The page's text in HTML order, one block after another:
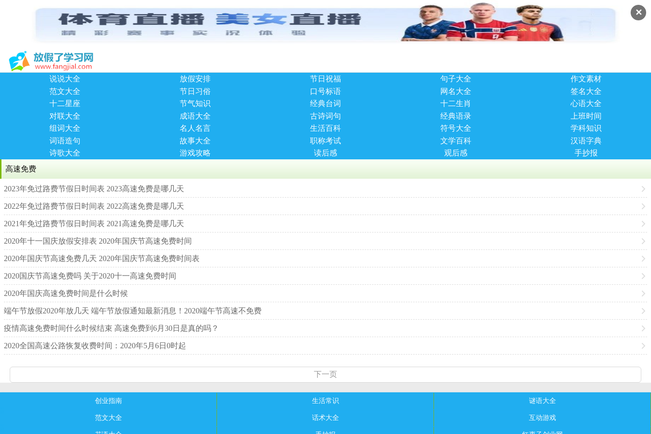
✕
说说大全 放假安排 节日祝福 句子大全
作文素材
范文大全
节日习俗 口号标语 网名大全
签名大全
十二星座
节气知识 经典台词 十二生肖
心语大全
对联大全
成语大全 古诗词句 经典语录
上班时间
组词大全
名人名言 生活百科 符号大全
学科知识
词语造句
故事大全 职称考试 文学百科
汉语字典
诗歌大全
游戏攻略 读后感 观后感
手抄报
高速免费
2023年免过路费节假日时间表 2023高速免费是哪几天
2022年免过路费节假日时间表 2022高速免费是哪几天
2021年免过路费节假日时间表 2021高速免费是哪几天
2020年十一国庆放假安排表 2020年国庆节高速免费时间
2020年国庆节高速免费几天 2020年国庆节高速免费时间表
2020国庆节高速免费吗 关于2020十一高速免费时间
2020年国庆高速免费时间是什么时候
端午节放假2020年放几天 端午节放假通知最新消息！2020端午节高速不免费
疫情高速免费时间什么时候结束 高速免费到6月30日是真的吗？
2020全国高速公路恢复收费时间：2020年5月6日0时起
下一页
创业指南 生活常识 谜语大全
范文大全 话术大全 互动游戏